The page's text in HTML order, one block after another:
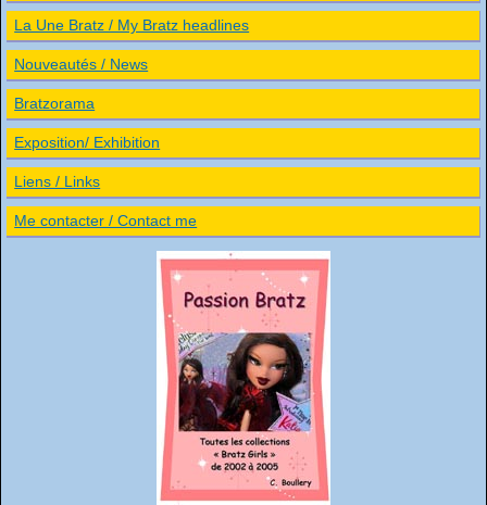
La Une Bratz / My Bratz headlines
Nouveautés / News
Bratzorama
Exposition/ Exhibition
Liens / Links
Me contacter / Contact me